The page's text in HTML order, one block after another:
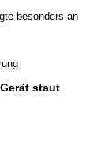
besonders an
staut